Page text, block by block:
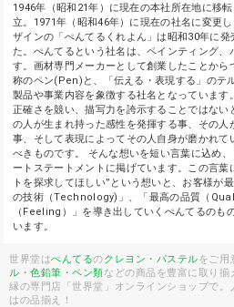
1946年（昭和21年）に現在の本社所在地に移
立。1971年（昭和46年）に現在の社名に変更
ザインの「ぺんてるくれよん」は昭和30年に
た。ぺんてるという社名は、ペインティング
す。画材専門メーカーとして創業したことか
称のペン(Pen)と、「伝える・表現する」のテ
製品や事業内容を象徴する社名となっています
正確さを競い、描写力を誇示することではな
の人が生まれ持った感性を発揮する事、その人
事、そして表現によってその人自身が磨かれ
べきものです。 そんな想いを短い言葉に込め
ートステートメントに掲げています。この言
トを探求してほしい”という想いと、お客様が
の技術（Technology)」、「最高の品質（
（Feeling）」を導き出していくぺんてるのも
います。
世界堂はぺんてるのクレヨン・パステルをご用
ル・色鉛筆・ペン類などの商品を豊富に取り
縁の専門店「世界堂」オンラインショップで
はの品揃え！